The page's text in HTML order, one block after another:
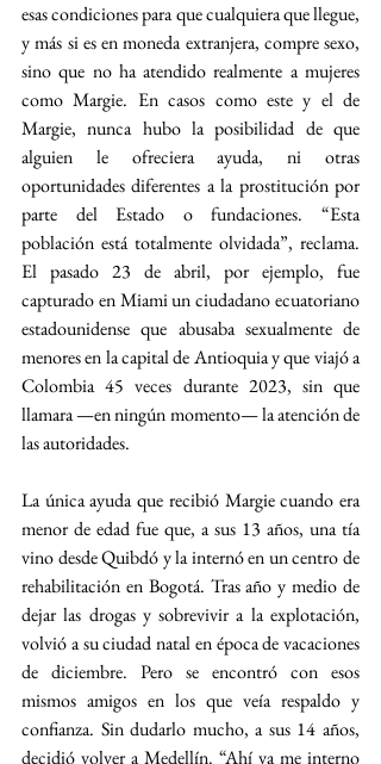
esas condiciones para que cualquiera que llegue,
y más si es en moneda extranjera, compre sexo,
sino que no ha atendido realmente a mujeres
como Margie. En casos como este y el de
Margie, nunca hubo la posibilidad de que
alguien le ofreciera ayuda, ni otras
oportunidades diferentes a la prostitución por
parte del Estado o fundaciones. “Esta
población está totalmente olvidada”, reclama.
El pasado 23 de abril, por ejemplo, fue
capturado en Miami un ciudadano ecuatoriano
estadounidense que abusaba sexualmente de
menores en la capital de Antioquia y que viajó a
Colombia 45 veces durante 2023, sin que
llamara —en ningún momento— la atención de
las autoridades.
La única ayuda que recibió Margie cuando era
menor de edad fue que, a sus 13 años, una tía
vino desde Quibdó y la internó en un centro de
rehabilitación en Bogotá. Tras año y medio de
dejar las drogas y sobrevivir a la explotación,
volvió a su ciudad natal en época de vacaciones
de diciembre. Pero se encontró con esos
mismos amigos en los que veía respaldo y
confianza. Sin dudarlo mucho, a sus 14 años,
decidió volver a Medellín. “Ahí ya me interno